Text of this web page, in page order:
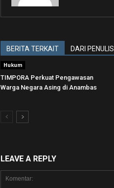
BERITA TERKAIT DARI PENULIS
Hukum
TIMPORA Perkuat Pengawasan
Warga Negara Asing di Anambas ‎
LEAVE A REPLY